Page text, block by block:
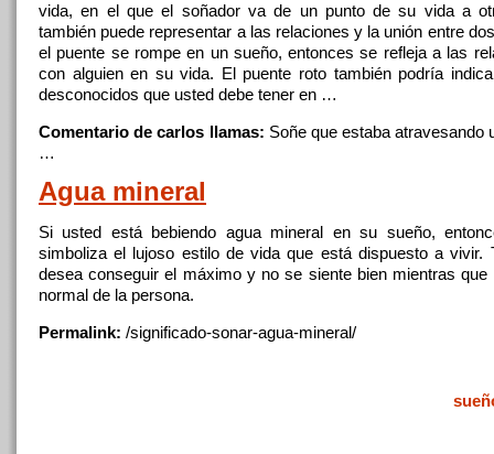
vida, en el queel soñador va de un punto de su vida a
también puede representar a las relaciones y la unión entre
el puente se rompe en un sueño, entonces se refleja a las
con alguien en su vida. El puente roto también podría
desconocidos que usted debe tener en …
Comentario de carlos llamas: Soñe queestaba atravesando
…
Aguamineral
Si usted está bebiendo aguamineral en su sueño,
simboliza el lujoso estilo de vidaque está dispuesto a vivir.
desea conseguir el máximo y no se siente bien mientrasque
normal de la persona.
Permalink: /significado-sonar-agua-mineral/